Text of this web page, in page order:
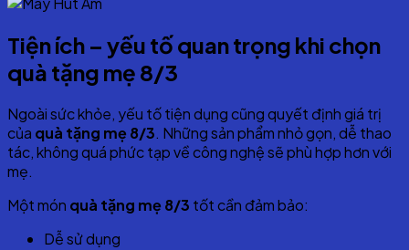
Tiện ích – yếu tố quan trọng khi chọn
quà tặng mẹ 8/3
Ngoài sức khỏe, yếu tố tiện dụng cũng quyết định giá trị
của quà tặng mẹ 8/3. Những sản phẩm nhỏ gọn, dễ thao
tác, không quá phức tạp về công nghệ sẽ phù hợp hơn với
mẹ.
Một món quà tặng mẹ 8/3 tốt cần đảm bảo:
Dễ sử dụng